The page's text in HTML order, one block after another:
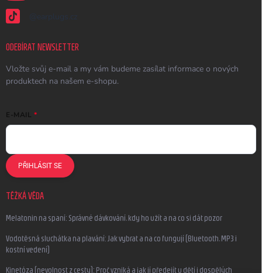
@earplugs.cz
ODEBÍRAT NEWSLETTER
Vložte svůj e-mail a my vám budeme zasílat informace o nových
produktech na našem e-shopu.
E-MAIL
PŘIHLÁSIT SE
TĚŽKÁ VĚDA
Melatonin na spaní: Správné dávkování, kdy ho užít a na co si dát pozor
Vodotěsná sluchátka na plavání: Jak vybrat a na co fungují (Bluetooth, MP3 i
kostní vedení)
Kinetóza (nevolnost z cesty): Proč vzniká a jak jí předejít u dětí i dospělých